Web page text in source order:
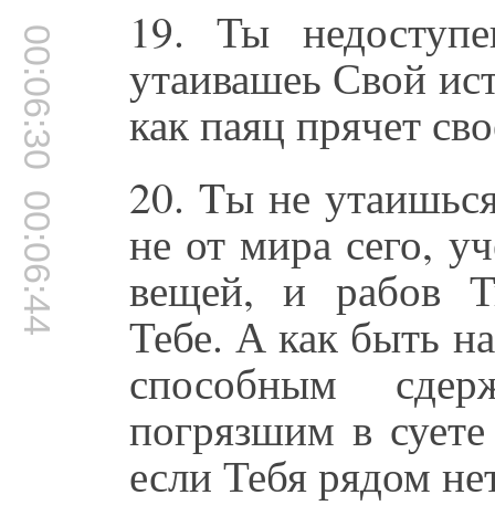
00:06:30 19. Ты
утаивашеь Свой
как паяц прячет
00:06:44 20. Tы не
не от мира сего,
вещей, и рабов
Тебе. А как быть
способным
погрязшим в
если Тебя рядом